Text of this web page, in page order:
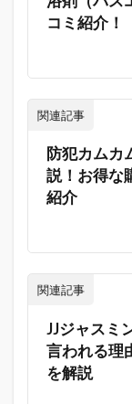
コミ紹介！
関連記事
防犯カムカ
説！お得な
紹介
関連記事
JJジャスミ
言われる理
を解説